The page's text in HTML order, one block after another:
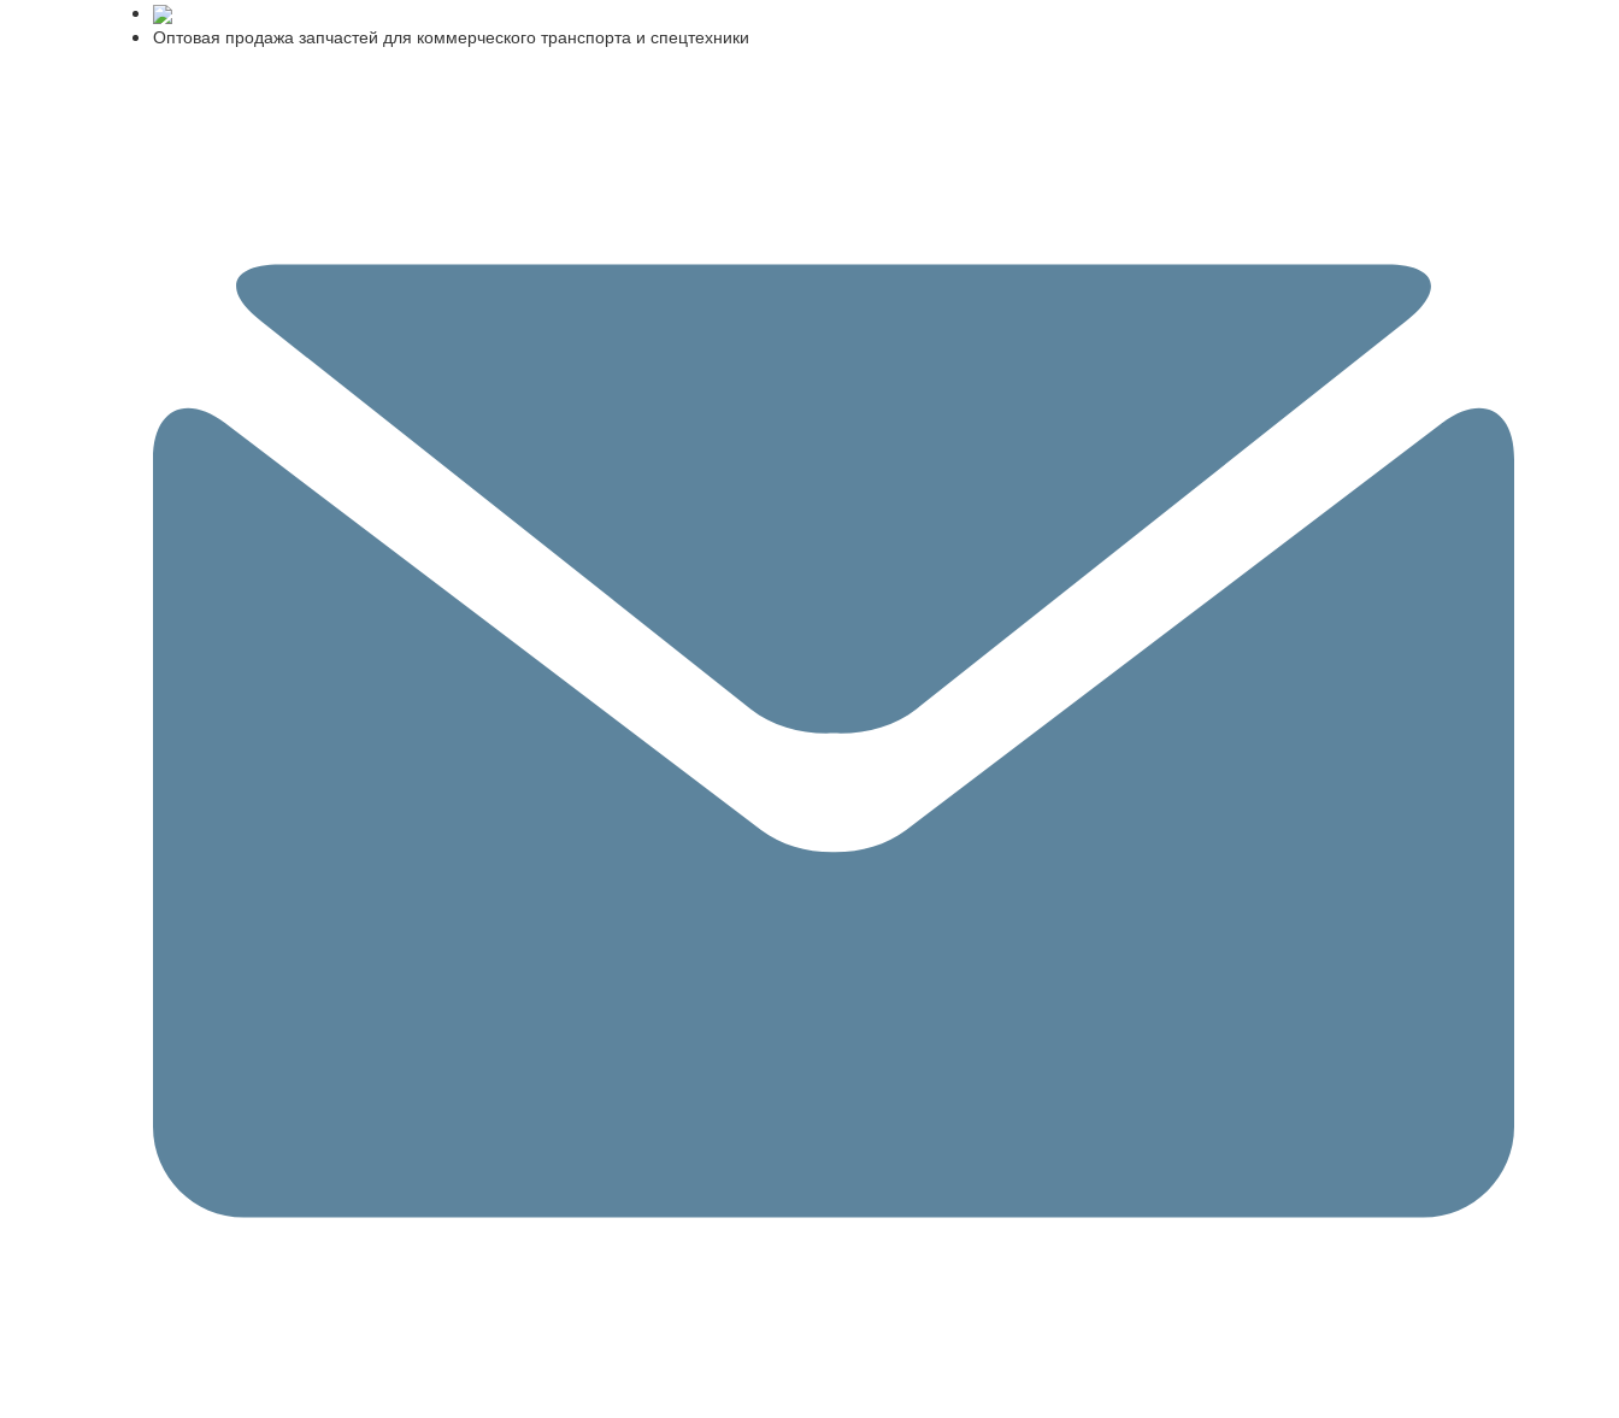
Оптовая продажа запчастей для коммерческого транспорта и спецтехники